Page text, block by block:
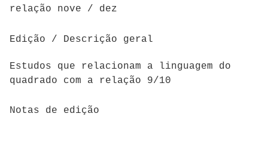
relação nove / dez
Edição / Descrição geral
Estudos que relacionam a linguagem do
quadrado com a relação 9/10
Notas de edição